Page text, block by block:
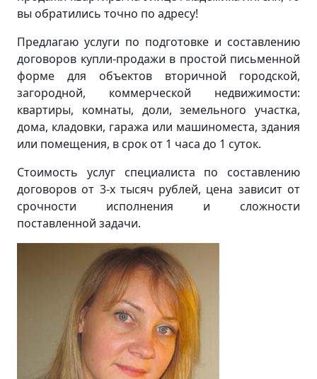
вы обратились точно по адресу!
Предлагаю услуги по подготовке и составлению
договоров купли-продажи в простой письменной
форме для объектов вторичной городской,
загородной, коммерческой недвижимости:
квартиры, комнаты, доли, земельного участка,
дома, кладовки, гаража или машиноместа, здания
или помещения, в срок от 1 часа до 1 суток.
Стоимость услуг специалиста по составлению
договоров от 3-х тысяч рублей, цена зависит от
срочности исполнения и сложности
поставленной задачи.